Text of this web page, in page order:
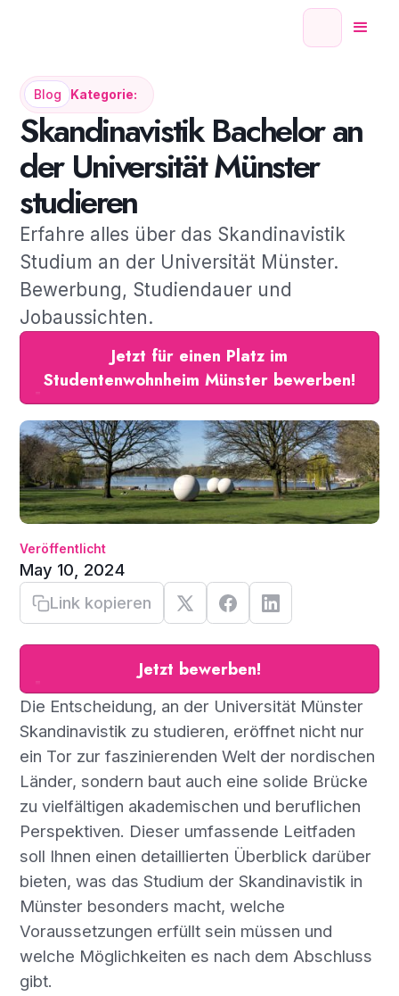
Blog Kategorie:
Skandinavistik Bachelor an
der Universität Münster
studieren
Erfahre alles über das Skandinavistik
Studium an der Universität Münster.
Bewerbung, Studiendauer und
Jobaussichten.
Jetzt für einen Platz im
Studentenwohnheim Münster bewerben!
Veröffentlicht
May 10, 2024
Link kopieren
Jetzt bewerben!
Die Entscheidung, an der Universität Münster
Skandinavistik zu studieren, eröffnet nicht nur
ein Tor zur faszinierenden Welt der nordischen
Länder, sondern baut auch eine solide Brücke
zu vielfältigen akademischen und beruflichen
Perspektiven. Dieser umfassende Leitfaden
soll Ihnen einen detaillierten Überblick darüber
bieten, was das Studium der Skandinavistik in
Münster besonders macht, welche
Voraussetzungen erfüllt sein müssen und
welche Möglichkeiten es nach dem Abschluss
gibt.